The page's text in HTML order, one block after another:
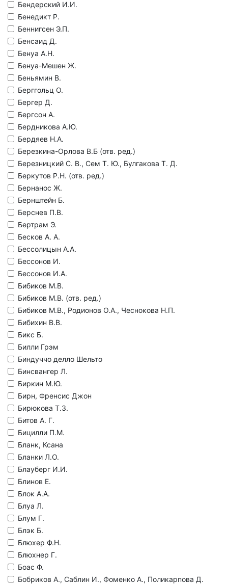
Бендерский И.И.
Бенедикт Р.
Беннигсен Э.П.
Бенсаид Д.
Бенуа А.Н.
Бенуа-Мешен Ж.
Беньямин В.
Берггольц О.
Бергер Д.
Бергсон А.
Бердникова А.Ю.
Бердяев Н.А.
Березкина-Орлова В.Б (отв. ред.)
Березницкий С. В., Сем Т. Ю., Булгакова Т. Д.
Беркутов Р.Н. (отв. ред.)
Бернанос Ж.
Бернштейн Б.
Берснев П.В.
Бертрам Э.
Бесков А. А.
Бессолицын А.А.
Бессонов И.
Бессонов И.А.
Бибиков М.В.
Бибиков М.В. (отв. ред.)
Бибиков М.В., Родионов О.А., Чеснокова Н.П.
Бибихин В.В.
Бикс Б.
Билли Грэм
Биндуччо делло Шельто
Бинсвангер Л.
Биркин М.Ю.
Бирн, Френсис Джон
Бирюкова Т.З.
Битов А. Г.
Бицилли П.М.
Бланк, Ксана
Бланки Л.О.
Блауберг И.И.
Блинов Е.
Блок А.А.
Блуа Л.
Блум Г.
Блэк Б.
Блюхер Ф.Н.
Блюхнер Г.
Боас Ф.
Бобриков А., Саблин И., Фоменко А., Поликарпова Д.